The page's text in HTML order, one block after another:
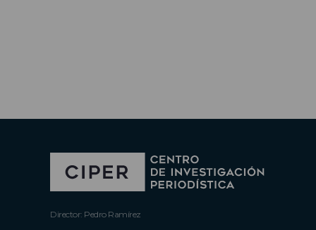
Director: Pedro Ramírez